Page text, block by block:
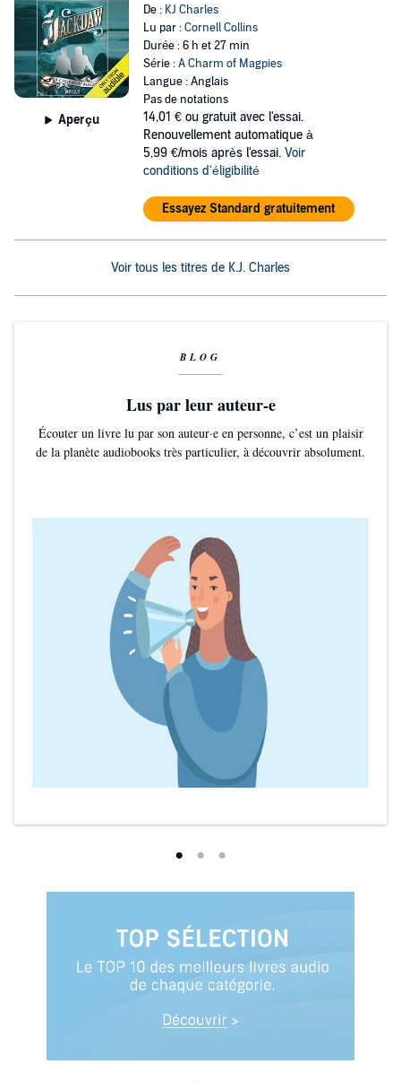
Aperçu
De : KJ Charles
Lu par :Cornell Collins
Durée : 6 h et 27 min
Série :A Charm of Magpies
Langue : Anglais
Pas de notations
14,01 € ou gratuit avec l'essai.
Renouvellement automatique à
5,99 €/mois après l'essai. Voir
conditions d'éligibilité
Essayez Standard gratuitement
Voir tous les titres de K.J. Charles
BLOG
Lus par leur auteur-e
Écouter un livre lu par son auteur·e en personne, c’est un plaisir
de la planète audiobooks très particulier, à découvrir absolument.